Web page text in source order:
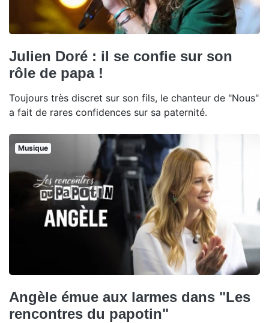
Julien Doré : il se confie sur son
rôle de papa !
Toujours très discret sur son fils, le chanteur de "Nous"
a fait de rares confidences sur sa paternité.
Musique
Angèle émue aux larmes dans "Les
rencontres du papotin"